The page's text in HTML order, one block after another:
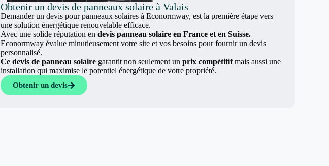
Obtenir un devis de panneaux solaire à Valais
Demander un devis pour panneaux solaires à Econormway, est la première étape vers
une solution énergétique renouvelable efficace.
Avec une solide réputation en devis panneau solaire en France et en Suisse.
Econormway évalue minutieusement votre site et vos besoins pour fournir un devis
personnalisé.
Ce devis de panneau solaire garantit non seulement un prix compétitifmais aussi une
installation qui maximise le potentiel énergétique de votre propriété.
Obtenir un devis